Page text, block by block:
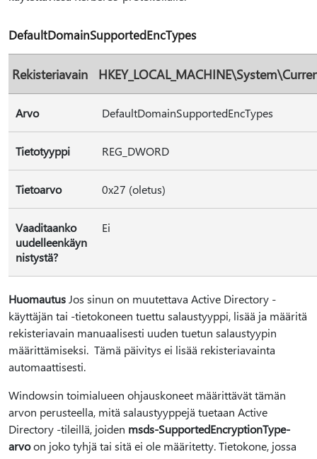
DefaultDomainSupportedEncTypes
Rekisteriavain
Arvo DefaultDomainSupportedEncTypes
Tietotyyppi REG_DWORD
Tietoarvo 0x27 (oletus)
Vaaditaanko
uudelleenkäyn
nistystä?
Ei
Huomautus Jos sinun on muutettava Active Directory -
käyttäjän tai -tietokoneen tuettu salaustyyppi, lisää ja määritä
rekisteriavain manuaalisesti uuden tuetun salaustyypin
määrittämiseksi. Tämä päivitys ei lisää rekisteriavainta
automaattisesti.
Windowsin toimialueen ohjauskoneet määrittävät tämän
arvon perusteella, mitä salaustyyppejä tuetaan Active
Directory -tileillä, joiden msds-SupportedEncryptionType-
arvoon joko tyhjä tai sitä ei ole määritetty. Tietokone, jossa